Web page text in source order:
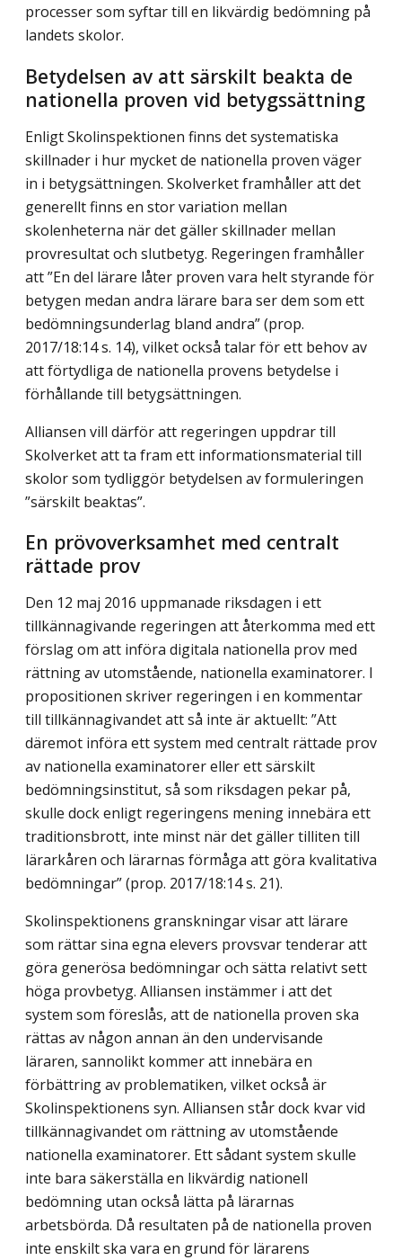
processer som syftar till en likvärdig bedömning på
landets skolor.
Betydelsen av att särskilt beakta de
nationella proven vid betygssättning
Enligt Skolinspektionen finns det systematiska
skillnader i hur mycket de nationella proven väger
in i betygsättningen. Skolverket framhåller att det
generellt finns en stor variation mellan
skolenheterna när det gäller skillnader mellan
provresultat och slutbetyg. Regeringen framhåller
att ”En del lärare låter proven vara helt styrande för
betygen medan andra lärare bara ser dem som ett
bedömningsunderlag bland andra” (prop.
2017/18:14 s. 14), vilket också talar för ett behov av
att förtydliga de nationella provens betydelse i
förhållande till betygsättningen.
Alliansen vill därför att regeringen uppdrar till
Skolverket att ta fram ett informationsmaterial till
skolor som tydliggör betydelsen av formuleringen
”särskilt beaktas”.
En prövoverksamhet med centralt
rättade prov
Den 12 maj 2016 uppmanade riksdagen i ett
tillkännagivande regeringen att återkomma med ett
förslag om att införa digitala nationella prov med
rättning av utomstående, nationella examinatorer. I
propositionen skriver regeringen i en kommentar
till tillkännagivandet att så inte är aktuellt: ”Att
däremot införa ett system med centralt rättade prov
av nationella examinatorer eller ett särskilt
bedömningsinstitut, så som riksdagen pekar på,
skulle dock enligt regeringens mening innebära ett
traditionsbrott, inte minst när det gäller tilliten till
lärarkåren och lärarnas förmåga att göra kvalitativa
bedömningar” (prop. 2017/18:14 s. 21).
Skolinspektionens granskningar visar att lärare
som rättar sina egna elevers provsvar tenderar att
göra generösa bedömningar och sätta relativt sett
höga provbetyg. Alliansen instämmer i att det
system som föreslås, att de nationella proven ska
rättas av någon annan än den undervisande
läraren, sannolikt kommer att innebära en
förbättring av problematiken, vilket också är
Skolinspektionens syn. Alliansen står dock kvar vid
tillkännagivandet om rättning av utomstående
nationella examinatorer. Ett sådant system skulle
inte bara säkerställa en likvärdig nationell
bedömning utan också lätta på lärarnas
arbetsbörda. Då resultaten på de nationella proven
inte enskilt ska vara en grund för lärarens